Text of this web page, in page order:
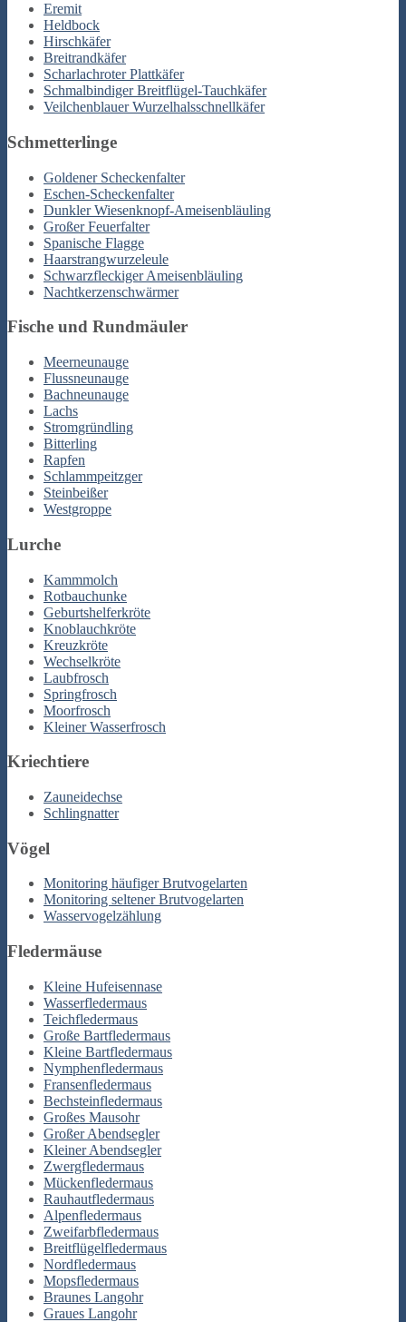
Eremit
Heldbock
Hirschkäfer
Breitrandkäfer
Scharlachroter Plattkäfer
Schmalbindiger Breitflügel-Tauchkäfer
Veilchenblauer Wurzelhalsschnellkäfer
Schmetterlinge
Goldener Scheckenfalter
Eschen-Scheckenfalter
Dunkler Wiesenknopf-Ameisenbläuling
Großer Feuerfalter
Spanische Flagge
Haarstrangwurzeleule
Schwarzfleckiger Ameisenbläuling
Nachtkerzenschwärmer
Fische und Rundmäuler
Meerneunauge
Flussneunauge
Bachneunauge
Lachs
Stromgründling
Bitterling
Rapfen
Schlammpeitzger
Steinbeißer
Westgroppe
Lurche
Kammmolch
Rotbauchunke
Geburtshelferkröte
Knoblauchkröte
Kreuzkröte
Wechselkröte
Laubfrosch
Springfrosch
Moorfrosch
Kleiner Wasserfrosch
Kriechtiere
Zauneidechse
Schlingnatter
Vögel
Monitoring häufiger Brutvogelarten
Monitoring seltener Brutvogelarten
Wasservogelzählung
Fledermäuse
Kleine Hufeisennase
Wasserfledermaus
Teichfledermaus
Große Bartfledermaus
Kleine Bartfledermaus
Nymphenfledermaus
Fransenfledermaus
Bechsteinfledermaus
Großes Mausohr
Großer Abendsegler
Kleiner Abendsegler
Zwergfledermaus
Mückenfledermaus
Rauhautfledermaus
Alpenfledermaus
Zweifarbfledermaus
Breitflügelfledermaus
Nordfledermaus
Mopsfledermaus
Braunes Langohr
Graues Langohr